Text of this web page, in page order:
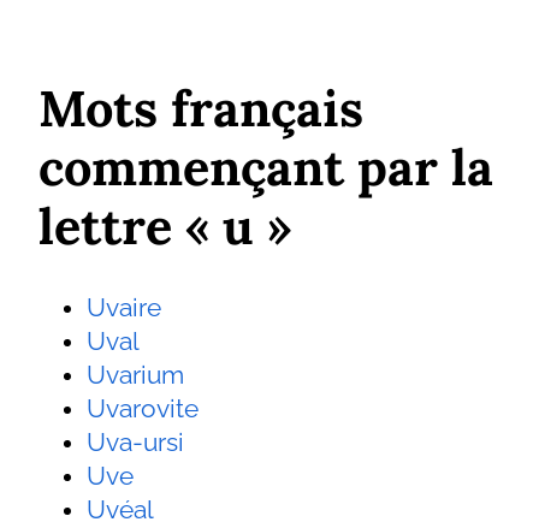
Mots français
commençant par la
lettre « u »
Uvaire
Uval
Uvarium
Uvarovite
Uva-ursi
Uve
Uvéal